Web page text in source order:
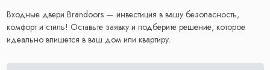
Входные двери Brandoors — инвестиция в вашу безопасность,
комфорт и стиль! Оставьте заявку и подберите решение, которое
идеально впишется в ваш дом или квартиру.